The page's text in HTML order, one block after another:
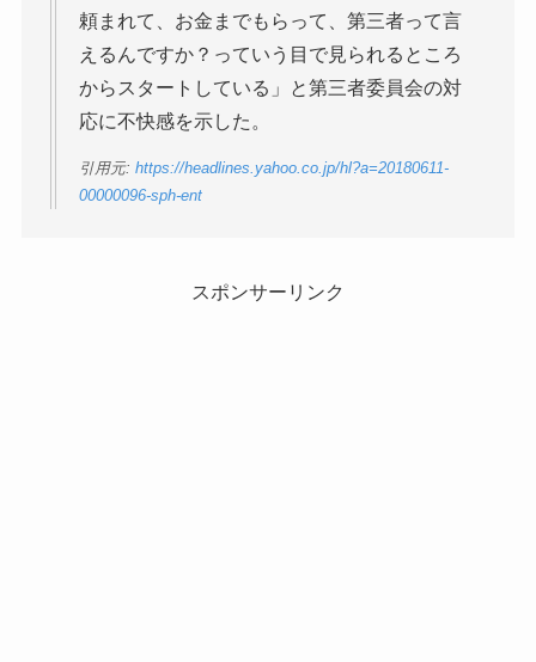
頼まれて、お金までもらって、第三者って言
えるんですか？っていう目で見られるところ
からスタートしている」と第三者委員会の対
応に不快感を示した。
引用元: https://headlines.yahoo.co.jp/hl?a=20180611-
00000096-sph-ent
スポンサーリンク